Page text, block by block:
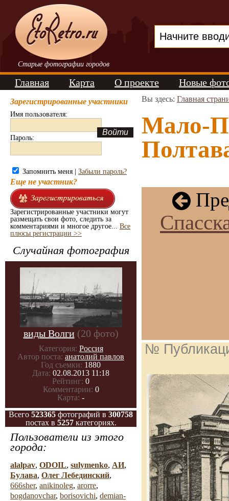
Старые фотографии городов
Главная Карта О проекте Новые
Зарегистрированные участники
Имя пользователя:
Пароль:
Запомнить меня | Забыли пароль?
Еще не участник?
Зарегистрированные участники могут
размещать свои фото, следить за
комментариями и многое другое... Все
плюсы регистрации >>
Случайная фотография
виды Волги (20 фото)
Категория: Россия
Автор поста: анатолий павлов
Год съемки: 1880
Дата: 02.08.2013 11:18
Рейтинг: 0
Комментарии: 0
Карта: -
Всего 523365 фотографий в 300758
постах в 5257категориях.
Пользователи из этого
города:
alalpav, ODOIL, sulymenko, АИ,
Булава, Олег Лебединский,
666sher, anikinoleg, arorre,
bogdanovchar, borisovichi, demian-
Вы здесь: Главная
Мало-
№